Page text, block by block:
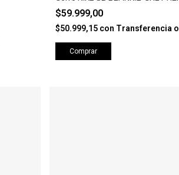
$59.999,00
$50.999,15 con Transferencia
Comprar